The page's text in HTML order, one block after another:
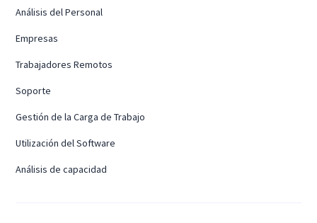
Análisis del Personal
Empresas
Trabajadores Remotos
Soporte
Gestión de la Carga de Trabajo
Utilización del Software
Análisis de capacidad